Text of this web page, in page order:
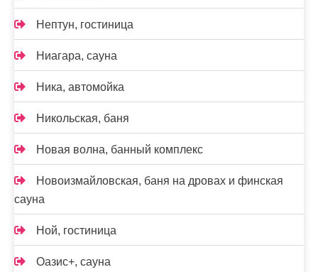
Нептун, гостиница
Ниагара, сауна
Ника, автомойка
Никольская, баня
Новая волна, банный комплекс
Новоизмайловская, баня на дровах и финская
сауна
Ной, гостиница
Оазис+, сауна